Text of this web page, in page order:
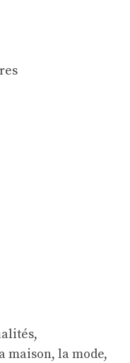
maison, la mode,